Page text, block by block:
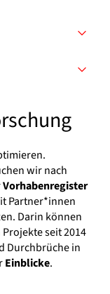
wir nach
Vorhabenregister
Partner*innen
Darin können
seit 2014
Durchbrüche in
Einblicke.